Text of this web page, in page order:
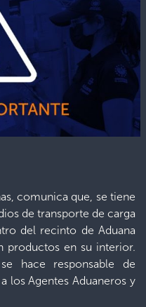
comunica que, se tiene
de transporte de carga
del recinto de Aduana
productos en su interior.
hace responsable de
los Agentes Aduaneros y